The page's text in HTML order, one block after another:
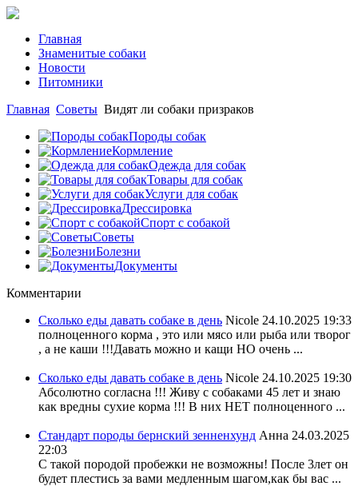
Главная
Знаменитые собаки
Новости
Питомники
Главная Советы Видят ли собаки призраков
Породы собак
Кормление
Одежда для собак
Товары для собак
Услуги для собак
Дрессировка
Спорт с собакой
Советы
Болезни
Документы
Комментарии
Сколько еды давать собаке в день Nicole 24.10.2025 19:33
полноценного корма , это или мясо или рыба или творог
, а не каши !!!Давать можно и кащи НО очень ...
Сколько еды давать собаке в день Nicole 24.10.2025 19:30
Абсолютно согласна !!! Живу с собаками 45 лет и знаю
как вредны сухие корма !!! В них НЕТ полноценного ...
Стандарт породы бернский зенненхунд Анна 24.03.2025
22:03
С такой породой пробежки не возможны! После 3лет он
будет плестись за вами медленным шагом,как бы вас ...